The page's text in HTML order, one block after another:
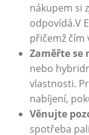
nákupem si
odpovídá.V
⁢přičemž čím
Zaměřte se
nebo
vlastnosti.
nabíjení,
Věnujte​
spotřeba